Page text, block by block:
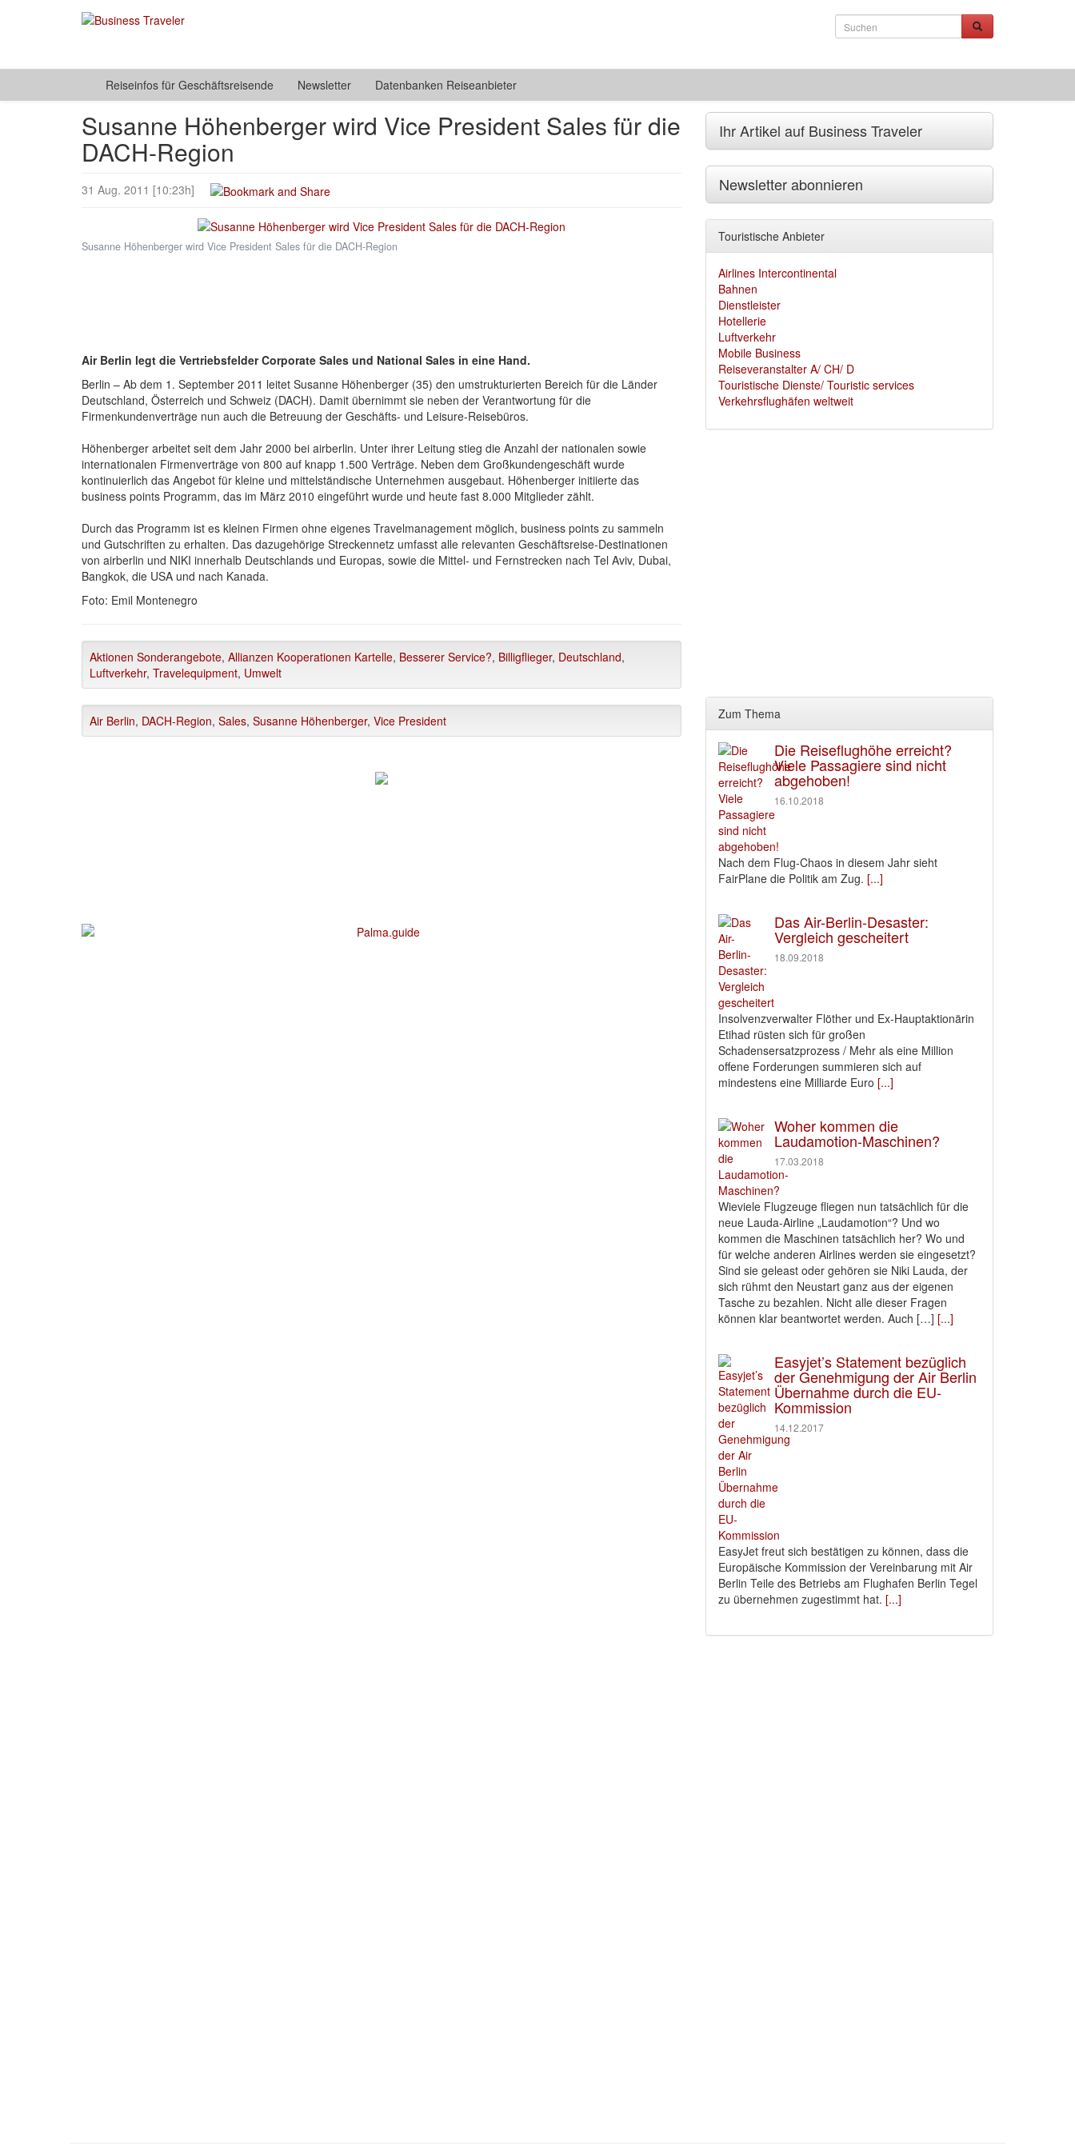
Reiseinfos für Geschäftsreisende Newsletter Datenbanken Reiseanbieter
Susanne Höhenberger wird Vice President Sales für die
DACH-Region
31 Aug. 2011 [10:23h]
Susanne Höhenberger wird Vice President Sales für die DACH-Region
Air Berlin legt die Vertriebsfelder Corporate Sales und National Sales in eine Hand.
Berlin – Ab dem 1. September 2011 leitet Susanne Höhenberger (35) den umstrukturierten Bereich für die Länder
Deutschland, Österreich und Schweiz (DACH). Damit übernimmt sie neben der Verantwortung für die
Firmenkundenverträge nun auch die Betreuung der Geschäfts- und Leisure-Reisebüros.
Höhenberger arbeitet seit dem Jahr 2000 bei airberlin. Unter ihrer Leitung stieg die Anzahl der nationalen sowie
internationalen Firmenverträge von 800 auf knapp 1.500 Verträge. Neben dem Großkundengeschäft wurde
kontinuierlich das Angebot für kleine und mittelständische Unternehmen ausgebaut. Höhenberger initiierte das
business points Programm, das im März 2010 eingeführt wurde und heute fast 8.000 Mitglieder zählt.
Durch das Programm ist es kleinen Firmen ohne eigenes Travelmanagement möglich, business points zu sammeln
und Gutschriften zu erhalten. Das dazugehörige Streckennetz umfasst alle relevanten Geschäftsreise-Destinationen
von airberlin und NIKI innerhalb Deutschlands und Europas, sowie die Mittel- und Fernstrecken nach Tel Aviv, Dubai,
Bangkok, die USA und nach Kanada.
Foto: Emil Montenegro
Aktionen Sonderangebote, Allianzen Kooperationen Kartelle, Besserer Service?, Billigflieger, Deutschland,
Luftverkehr, Travelequipment, Umwelt
Air Berlin, DACH-Region, Sales, Susanne Höhenberger, Vice President
Ihr Artikel auf Business Traveler
Newsletter abonnieren
Touristische Anbieter
Airlines Intercontinental
Bahnen
Dienstleister
Hotellerie
Luftverkehr
Mobile Business
Reiseveranstalter A/ CH/ D
Touristische Dienste/ Touristic services
Verkehrsflughäfen weltweit
Zum Thema
Die Reiseflughöhe erreicht?
Viele Passagiere sind nicht
abgehoben!
16.10.2018
Nach dem Flug-Chaos in diesem Jahr sieht
FairPlane die Politik am Zug. [...]
Das Air-Berlin-Desaster:
Vergleich gescheitert
18.09.2018
Insolvenzverwalter Flöther und Ex-Hauptaktionärin
Etihad rüsten sich für großen
Schadensersatzprozess / Mehr als eine Million
offene Forderungen summieren sich auf
mindestens eine Milliarde Euro [...]
Woher kommen die
Laudamotion-Maschinen?
17.03.2018
Wieviele Flugzeuge fliegen nun tatsächlich für die
neue Lauda-Airline „Laudamotion“? Und wo
kommen die Maschinen tatsächlich her? Wo und
für welche anderen Airlines werden sie eingesetzt?
Sind sie geleast oder gehören sie Niki Lauda, der
sich rühmt den Neustart ganz aus der eigenen
Tasche zu bezahlen. Nicht alle dieser Fragen
können klar beantwortet werden. Auch […] [...]
Easyjet’s Statement bezüglich
der Genehmigung der Air Berlin
Übernahme durch die EU-
Kommission
14.12.2017
EasyJet freut sich bestätigen zu können, dass die
Europäische Kommission der Vereinbarung mit Air
Berlin Teile des Betriebs am Flughafen Berlin Tegel
zu übernehmen zugestimmt hat. [...]